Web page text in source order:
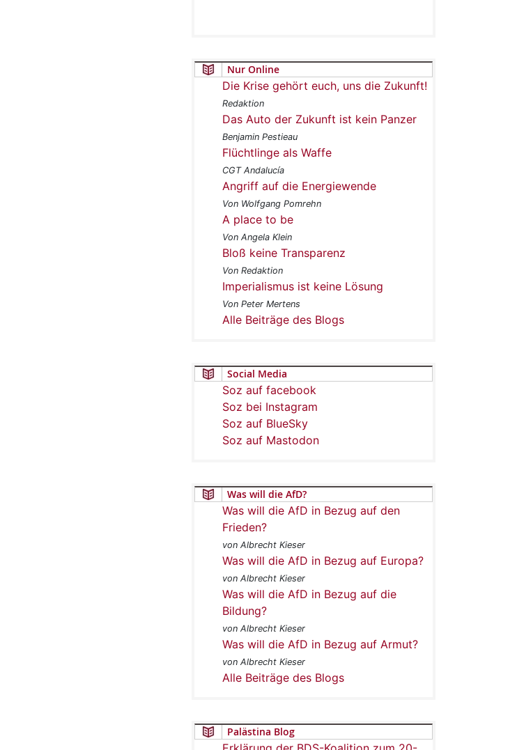
Nur Online
Die Krise gehört euch, uns die Zukunft!
Redaktion
Das Auto der Zukunft ist kein Panzer
Benjamin Pestieau
Flüchtlinge als Waffe
CGT Andalucía
Angriff auf die Energiewende
Von Wolfgang Pomrehn
A place to be
Von Angela Klein
Bloß keine Transparenz
Von Redaktion
Imperialismus ist keine Lösung
Von Peter Mertens
Alle Beiträge des Blogs
Social Media
Soz auf facebook
Soz bei Instagram
Soz auf BlueSky
Soz auf Mastodon
Was will die AfD?
Was will die AfD in Bezug auf den
Frieden?
von Albrecht Kieser
Was will die AfD in Bezug auf Europa?
von Albrecht Kieser
Was will die AfD in Bezug auf die
Bildung?
von Albrecht Kieser
Was will die AfD in Bezug auf Armut?
von Albrecht Kieser
Alle Beiträge des Blogs
Palästina Blog